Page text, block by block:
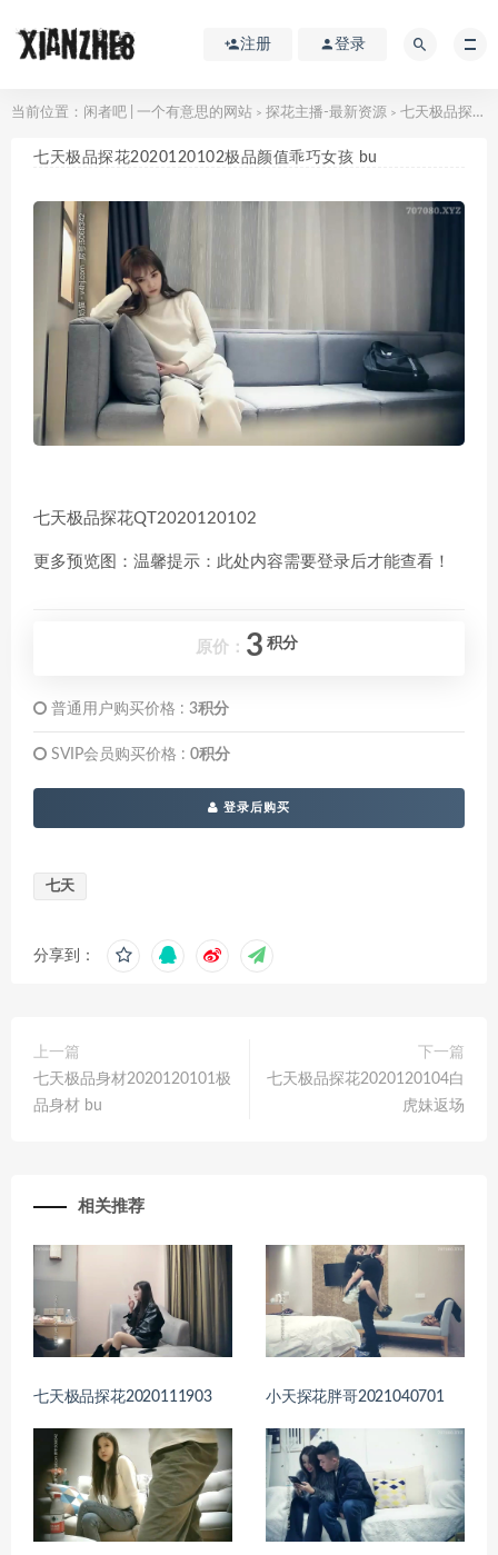
注册 登录
当前位置： 闲者吧 | 一个有意思的网站 > 探花主播-最新资源 > 七天极品探花2020120102极品颜值乖巧女孩 bu
七天极品探花2020120102极品颜值乖巧女孩 bu
七天极品探花QT2020120102
更多预览图：温馨提示：此处内容需要登录后才能查看！
原价： 3 积分
普通用户购买价格 : 3积分
SVIP会员购买价格 : 0积分
登录后购买
七天
分享到：
上一篇
七天极品身材2020120101极
品身材 bu
下一篇
七天极品探花2020120104白
虎妹返场
相关推荐
七天极品探花2020111903 小天探花胖哥2021040701